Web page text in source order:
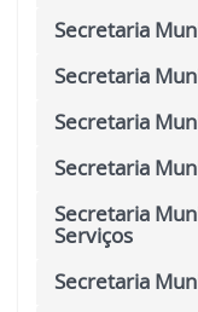
Secretaria
Secretaria
Secretaria
Secretaria
Secretaria
Serviços
Secretaria